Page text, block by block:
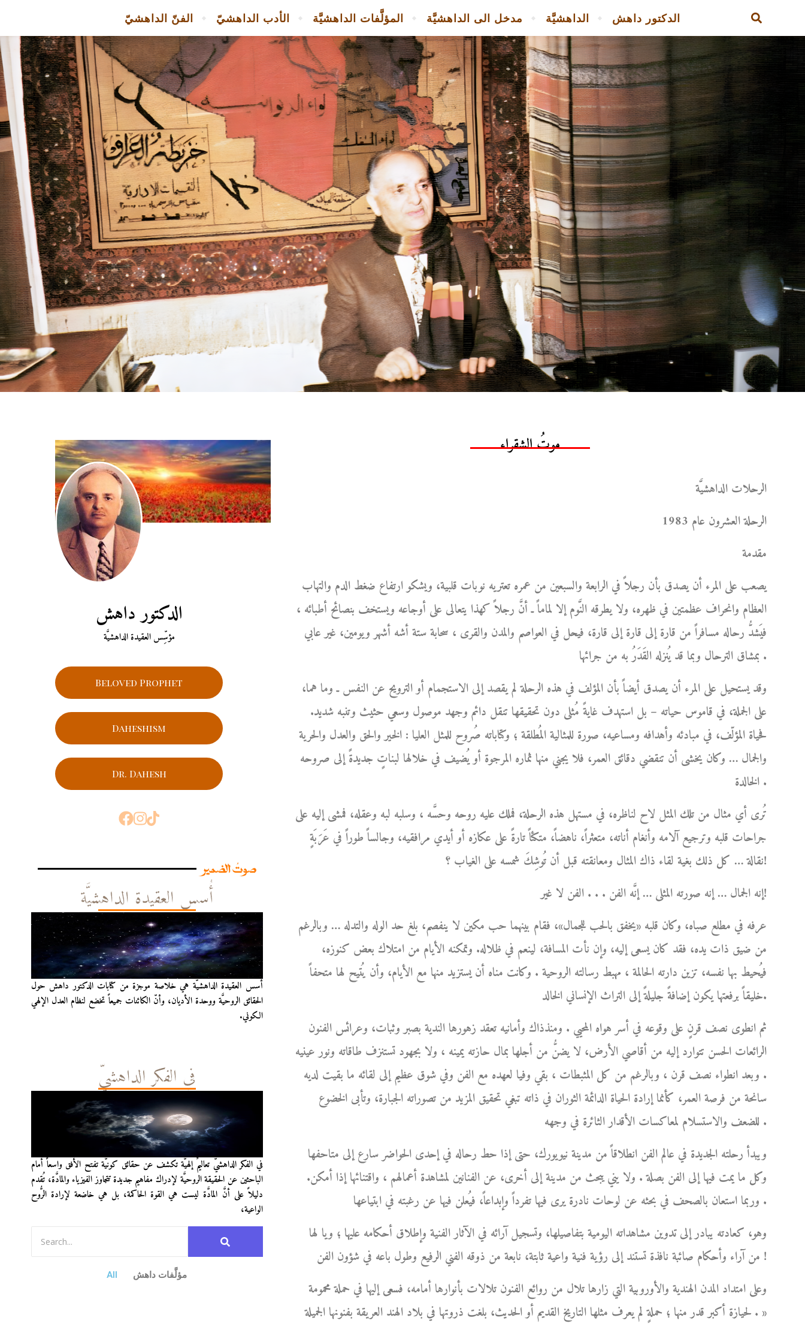
الفنّ الداهشيّ الأدب الداهشيّ المؤلَّفات الداهشيَّة مدخل الى الداهشيَّة الداهشيَّة الدكتور داهش
الدكتور داهش
مؤسِّس العقيدة الداهشيَّة
Beloved Prophet
Daheshism
Dr. Dahesh
صوتُ الضمير
أُسس العقيدة الداهشيَّة
أُسس العقيدة الداهشيّة هي خلاصة موجزة من كتابات الدكتور داهش حول
الحقائق الروحيَّة ووحدة الأديان، وأنّ الكائنات جميعاً تخضع لنظام العدل الإلهي
الكوني.
في الفكر الداهشيّ
في الفكر الداهشيّ تعاليمٌ إلهيَّة تكشف عن حقائق كونيَّة تفتح الأفق واسعاً أمام
الباحثين عن الحقيقة الروحيَّة لإدراك مفاهيم جديدة تتجاوز الفيزياء والمادَّة، تُقدم
دليلاً على أنَّ المادَّة ليست هي القوة الحاكمة، بل هي خاضعة لإرادة الرُّوح
الواعية،
All مؤلَّفات داهش
موتُ الشقراء
الرحلات الداهشيَّة
الرحلة العشرون عام 1983
مقدمة
يصعب على المرء أن يصدق بأن رجلاً في الرابعة والسبعين من عمره تعتريه نوبات قلبية، ويشكو ارتفاع ضغط الدم والتهاب
العظام وانحراف عظمتين في ظهره، ولا يطرقه النَّوم إلا لماماً ـ أنَّ رجلاً كهذا يتعالى على أوجاعه ويستخف بنصائح أطبائه ،
فيَشدُّ رحاله مسافراً من قارة إلى قارة إلى قارة، فيحل في العواصم والمدن والقرى ، سحابة ستة أشه أشهر ويومين، غير عابي
بمشاق الترحال وبما قد يُنزله القَدَرُ به من جرائها .
وقد يستحيل على المرء أن يصدق أيضاً بأن المؤلف في هذه الرحلة لم يقصد إلى الاستجمام أو الترويح عن النفس ـ وما هما،
على الجملة، في قاموس حياته – بل استهدف غايةً مُثلى دون تحقيقها تنقل دائم وجهد موصول وسعي حثيث وتنبه شديد.
فحياة المؤلّف، في مبادئه وأهدافه ومساعيه، صورة للمثالية المُطلقة ؛ وكتاباته صُروح للمثل العليا : الخير والحق والعدل والحرية
والجمال … وكان يخشى أن تنقضي دقائق العمر، فلا يجني منها ثماره المرجوة أو يُضيف في خلالها لبناتٍ جديدةً إلى صروحه
الخالدة .
تُرى أي مثال من تلك المثل لاح لناظره، في مستهل هذه الرحلة، فملك عليه روحه وحسَّه ، وسلبه لبه وعقله، فمشى إليه على
جراحات قلبه وترجيع آلامه وأنغام أناته، متعثراً، ناهضاً، متكئاً تارةً على عكازه أو أيدي مرافقيه، وجالساً طوراً في عَرَبَةٍ
نقالة … كل ذلك بغية لقاء ذاك المثال ومعانقته قبل أن تُوشِكَ شمسه على الغياب ؟!
إنه الجمال … إنه صورته المثلى … إنَّه الفن . . . الفن لا غير!
عرفه في مطلع صباه، وكان قلبه «يخفق بالحب للجمال»، فقام بينهما حب مكين لا ينفصم، بلغ حد الوله والتدله … وبالرغم
من ضيق ذات يده، فقد كان يسعى إليه، وإن نأت المسافة، لينعم في ظلاله. وتمكنه الأيام من امتلاك بعض كنوزه،
فيُحيط بها نفسه، تزين دارته الحالمة ، مهبط رسالته الروحية . وكانت مناه أن يستزيد منها مع الأيام، وأن يُتيح لها متحفاً
خليقاً برفعتها يكون إضافةً جليلةً إلى التراث الإنساني الخالد.
ثم انطوى نصف قرنٍ على وقوعه في أسر هواه المحيي . ومنذذاك وأمانيه تعقد زهورها الندية بصبر وثبات، وعرائس الفنون
الرائعات الحسن تتوارد إليه من أقاصي الأرض، لا يضنُّ من أجلها بمال حازته يمينه ، ولا بجهود تستنزف طاقاته ونور عينيه
. وبعد انطواء نصف قرن ، وبالرغم من كل المثبطات ، بقي وفيا لعهده مع الفن وفي شوق عظيم إلى لقائه ما بقيت لديه
سانحة من فرصة العمر، كأنما إرادة الحياة الدائمة الثوران في ذاته تبغي تحقيق المزيد من تصوراته الجبارة، وتأبى الخضوع
للضعف والاستسلام لمعاكسات الأقدار الثائرة في وجهه .
ويبدأ رحلته الجديدة في عالم الفن انطلاقاً من مدينة نيويورك، حتى إذا حط رحاله في إحدى الحواضر سارع إلى متاحفها
وكل ما يمت فيها إلى الفن بصلة . ولا يني يبحث من مدينة إلى أخرى، عن الفنانين لمشاهدة أعمالهم ، واقتنائها إذا أمكن.
وربما استعان بالصحف في بحثه عن لوحات نادرة يرى فيها تفرداً وإبداعاً، فيُعلن فيها عن رغبته في ابتياعها .
وهو، كعادته يبادر إلى تدوين مشاهداته اليومية بتفاصيلها، وتسجيل آرائه في الآثار الفنية وإطلاق أحكامه عليها ؛ ويا لها
من آراء وأحكام صائبة نافذة تستند إلى رؤية فنية واعية ثابتة، نابعة من ذوقه الفني الرفيع وطول باعه في شؤون الفن !
وعلى امتداد المدن الهندية والأوروبية التي زارها تلال من روائع الفنون تلالات بأنوارها أمامه، فسعى إليها في حملة محمومة
لحيازة أكبر قدر منها ؛ حملةٍ لم يعرف مثلها التاريخ القديم أو الحديث، بلغت ذروتها في بلاد الهند العريقة بفنونها الجميلة . »